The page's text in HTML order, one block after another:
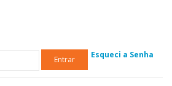
Entrar Esqueci a Senha